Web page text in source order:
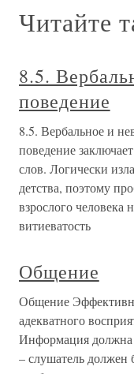
Читайте
8.5.
поведение
8.5. Вербальное и
поведение
слов. Логически
детства, поэтому
взрослого человека
витиеватость
Общение
Общение
адекватного
Информация должна
– слушатель должен